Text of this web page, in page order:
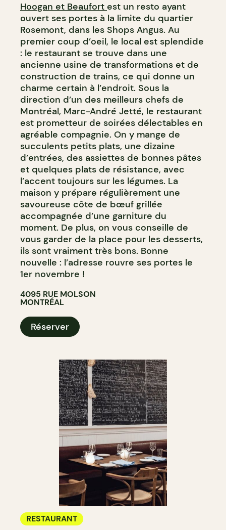
Hoogan et Beaufort est un resto ayant
ouvert ses portes à la limite du quartier
Rosemont, dans les Shops Angus. Au
premier coup d’oeil, le local est splendide
: le restaurant se trouve dans une
ancienne usine de transformations et de
construction de trains, ce qui donne un
charme certain à l’endroit. Sous la
direction d’un des meilleurs chefs de
Montréal, Marc-André Jetté, le restaurant
est prometteur de soirées délectables en
agréable compagnie. On y mange de
succulents petits plats, une dizaine
d’entrées, des assiettes de bonnes pâtes
et quelques plats de résistance, avec
l’accent toujours sur les légumes. La
maison y prépare régulièrement une
savoureuse côte de bœuf grillée
accompagnée d’une garniture du
moment. De plus, on vous conseille de
vous garder de la place pour les desserts,
ils sont vraiment très bons. Bonne
nouvelle : l’adresse rouvre ses portes le
1er novembre !
4095 RUE MOLSON
MONTRÉAL
Réserver
RESTAURANT